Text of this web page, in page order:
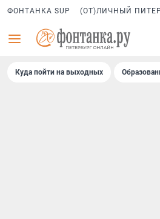
ФОНТАНКА SUP (ОТ)ЛИЧНЫЙ ПИТЕР
Куда пойти на выходных